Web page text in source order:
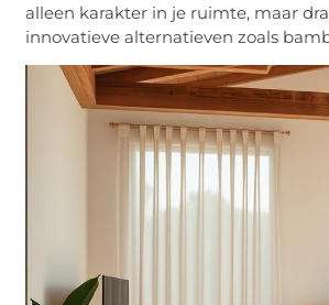
alleen karakter in je ruimte, maar
innovatieve alternatieven zoals